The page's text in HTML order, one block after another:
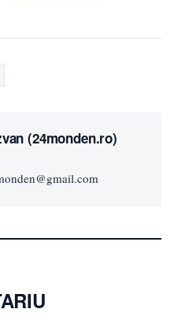
(24monden.ro)